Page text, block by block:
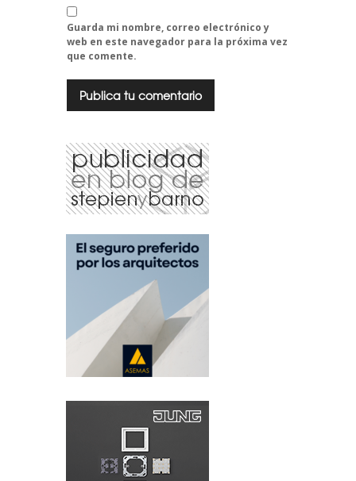
Guarda mi nombre, correo electrónico y
web en este navegador para la próxima vez
que comente.